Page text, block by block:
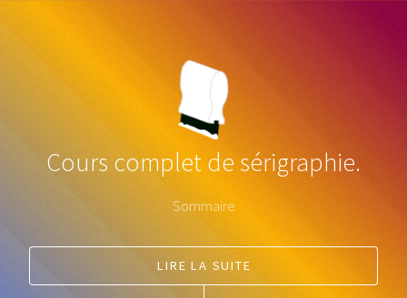
Cours complet de sérigraphie.
Sommaire
LIRE LA SUITE